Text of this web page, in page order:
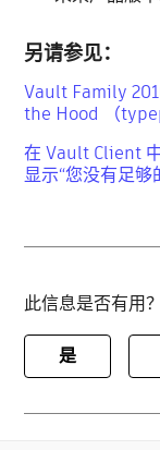
另请参见：
Vault Family
the Hood （
在 Vault Client
显示“您没有足够
此信息是否有用？
是